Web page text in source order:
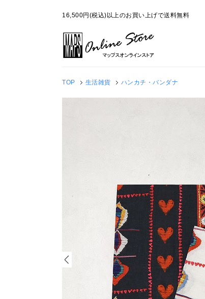
16,500円(税込)以上のお買い上げで送料無料
TOP 生活雑貨 ハンカチ・バンダナ